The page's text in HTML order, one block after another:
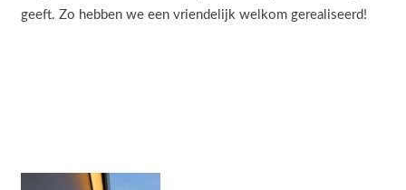
geeft. Zo hebben we een vriendelijk welkom gerealiseerd!